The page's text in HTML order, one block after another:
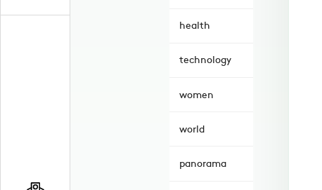
health
technology
women
world
panorama